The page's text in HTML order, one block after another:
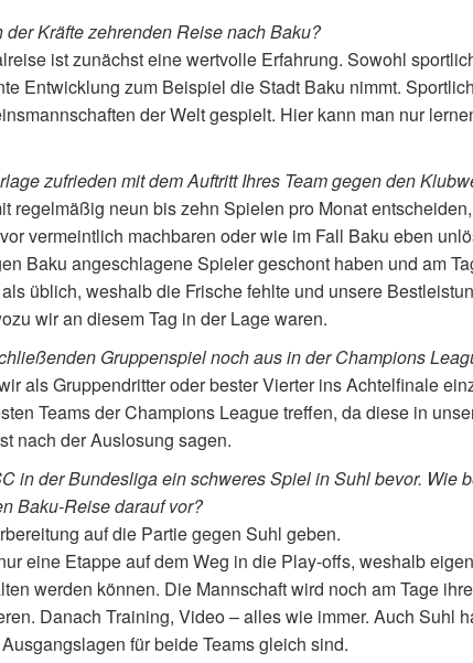
Kräfte zehrenden Reise nach Baku?
ist zunächst eine wertvolle Erfahrung. Sowohl
Entwicklung zum Beispiel die Stadt Baku nimmt.
der Welt gespielt. Hier kann man nur
zufrieden mit dem Auftritt Ihres Team gegen den
regelmäßig neun bis zehn Spielen pro Monat
vermeintlich machbaren oder wie im Fall Baku eben
Baku angeschlagene Spieler geschont haben und am
üblich, weshalb die Frische fehlte und unsere
wir an diesem Tag in der Lage waren.
Gruppenspiel noch aus in der Champions
als Gruppendritter oder bester Vierter ins Achtelfinale
Teams der Champions League treffen, da diese in
nach der Auslosung sagen.
in der Bundesliga ein schweres Spiel in Suhl bevor. Wie
Baku-Reise darauf vor?
auf die Partie gegen Suhl geben.
eine Etappe auf dem Weg in die Play-offs, weshalb
werden können. Die Mannschaft wird noch am Tage
Danach Training, Video – alles wie immer. Auch Suhl
für beide Teams gleich sind.